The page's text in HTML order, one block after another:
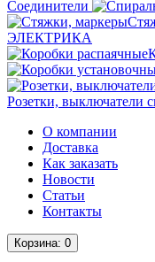
Соединители
ЭЛЕКТРИКА
Розетки, выключатели
О компании
Доставка
Как заказать
Новости
Статьи
Контакты
Корзина: 0